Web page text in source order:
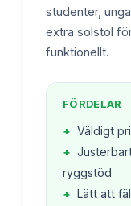
studenter,
extra solstol
funktionellt.
FÖRDELAR
+ Väldigt
+
ryggstöd
+ Lätt att